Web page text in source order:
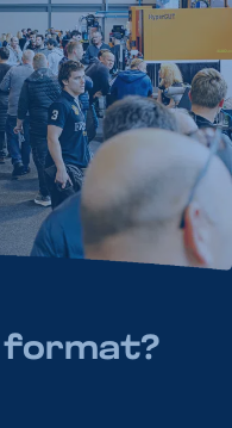
format?